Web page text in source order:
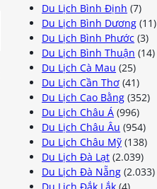
Du Lịch Bình Định (7)
Du Lịch Bình Dương (11)
Du Lịch Bình Phước (3)
Du Lịch Bình Thuận (14)
Du Lịch Cà Mau (25)
Du Lịch Cần Thơ (41)
Du Lịch Cao Bằng (352)
Du Lịch Châu Á (996)
Du Lịch Châu Âu (954)
Du Lịch Châu Mỹ (138)
Du Lịch Đà Lạt (2.039)
Du Lịch Đà Nẵng (2.033)